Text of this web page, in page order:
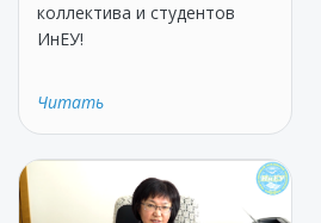
коллектива и студентов
ИнЕУ!
Читать